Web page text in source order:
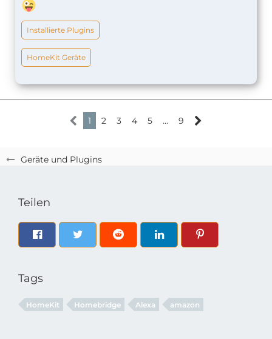
Geräte und Plugins
Installierte Plugins
HomeKit Geräte
1 2 3 4 5 … 9
Teilen
Tags
HomeKit Homebridge Alexa amazon